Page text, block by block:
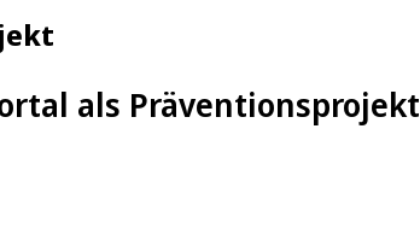
als Präventionsprojekt